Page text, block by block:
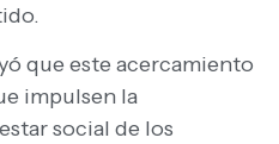
que este acercamiento
impulsen la
social de los